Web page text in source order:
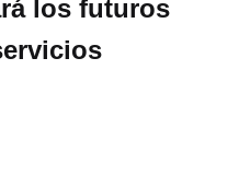
los futuros